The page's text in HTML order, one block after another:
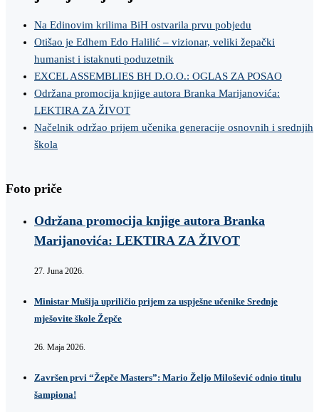
Na Edinovim krilima BiH ostvarila prvu pobjedu
Otišao je Edhem Edo Halilić – vizionar, veliki žepački
humanist i istaknuti poduzetnik
EXCEL ASSEMBLIES BH D.O.O.: OGLAS ZA POSAO
Održana promocija knjige autora Branka Marijanovića:
LEKTIRA ZA ŽIVOT
Načelnik održao prijem učenika generacije osnovnih i srednjih
škola
Foto priče
Održana promocija knjige autora Branka
Marijanovića: LEKTIRA ZA ŽIVOT
27. Juna 2026.
Ministar Mušija upriličio prijem za uspješne učenike Srednje
mješovite škole Žepče
26. Maja 2026.
Završen prvi “Žepče Masters”: Mario Željo Milošević odnio titulu
šampiona!